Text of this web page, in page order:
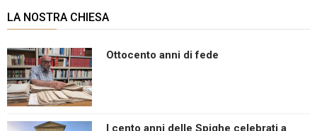
LA NOSTRA CHIESA
Ottocento anni di fede
I cento anni delle Spighe celebrati a